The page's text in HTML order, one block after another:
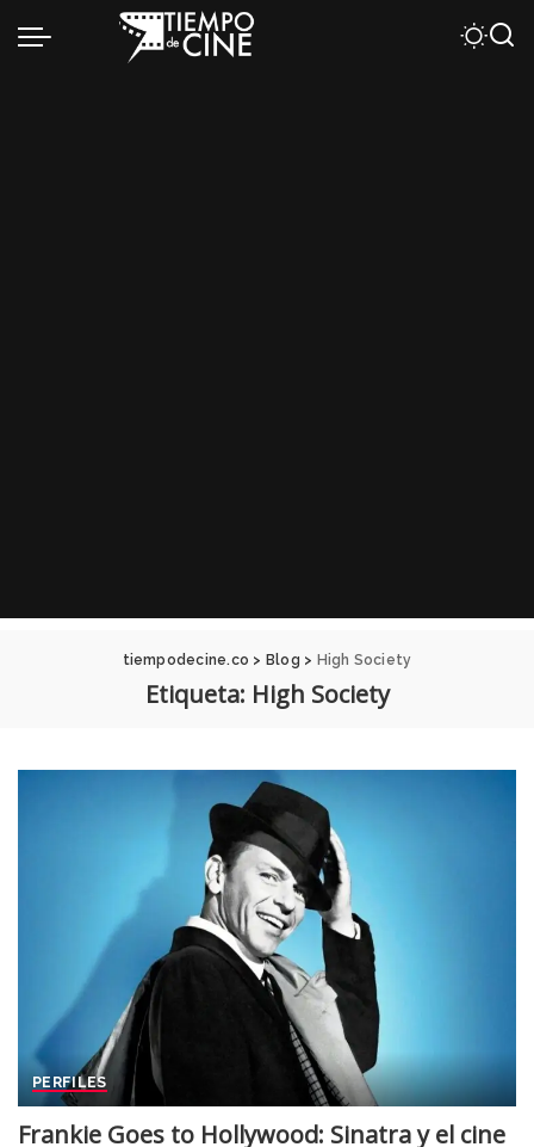
tiempodecine.co > Blog > High Society
Etiqueta: High Society
PERFILES
Frankie Goes to Hollywood: Sinatra y el cine